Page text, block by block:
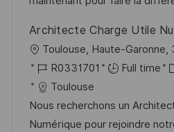
n u
p
o
s
t
Architecte Charge Utile
o
c
a
l
Toulouse, Haute-Garonne,
R
é
f
é
R0331701 Full time
t
é
Toulouse
Nous recherchons un
Numérique pour rejoindre